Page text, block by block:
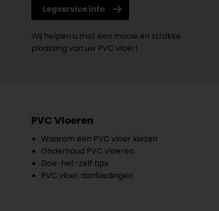
Legservice info
Wij helpen u met een mooie en strakke
plaatsing van uw PVC vloer!
PVC Vloeren
Waarom een PVC vloer kiezen
Onderhoud PVC vloeren
Doe-het-zelf tips
PVC vloer aanbiedingen